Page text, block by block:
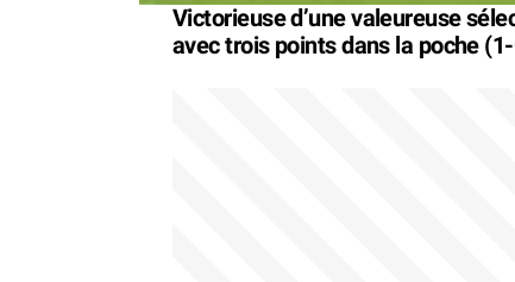
Victorieuse d’une valeureuse
avec trois points dans la poche